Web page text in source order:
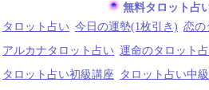
無料タロット占
タロット占い 今日の運勢(1枚引き) 恋の
アルカナタロット占い 運命のタロット
タロット占い初級講座
タロット占い中